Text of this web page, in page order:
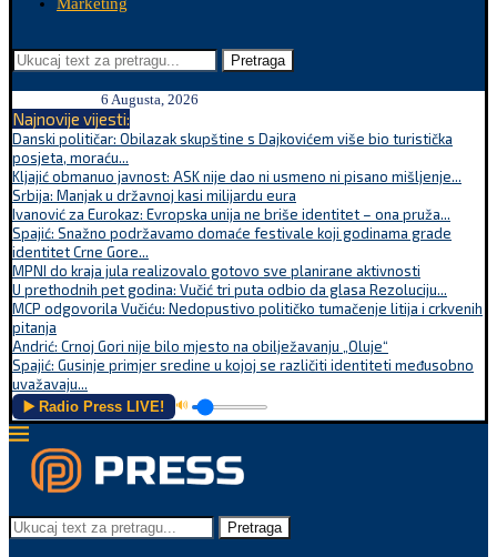
Pretraga
6 Augusta, 2026
Najnovije vijesti:
Danski političar: Obilazak skupštine s Dajkovićem više bio turistička
posjeta, moraću...
Kljajić obmanuo javnost: ASK nije dao ni usmeno ni pisano mišljenje...
Srbija: Manjak u državnoj kasi milijardu eura
Ivanović za Eurokaz: Evropska unija ne briše identitet – ona pruža...
Spajić: Snažno podržavamo domaće festivale koji godinama grade
identitet Crne Gore...
MPNI do kraja jula realizovalo gotovo sve planirane aktivnosti
U prethodnih pet godina: Vučić tri puta odbio da glasa Rezoluciju...
MCP odgovorila Vučiću: Nedopustivo političko tumačenje litija i crkvenih
pitanja
Andrić: Crnoj Gori nije bilo mjesto na obilježavanju „Oluje“
Spajić: Gusinje primjer sredine u kojoj se različiti identiteti međusobno
uvažavaju...
▶️ Radio Press LIVE! 🔊
Pretraga